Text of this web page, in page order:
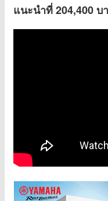
แนะนำที่ 204,400 บ